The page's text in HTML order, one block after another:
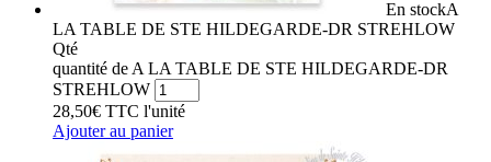
En stockA
LA TABLE DE STE HILDEGARDE-DR STREHLOW
Qté
quantité de A LA TABLE DE STE HILDEGARDE-DR
STREHLOW
28,50€ TTC l'unité
Ajouter au panier